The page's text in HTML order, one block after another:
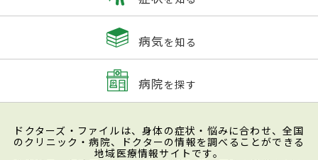
病気を知る
病院を探す
ドクターズ・ファイルは、身体の症状・悩みに合わせ、全国
のクリニック・病院、ドクターの情報を調べることができる
地域医療情報サイトです。